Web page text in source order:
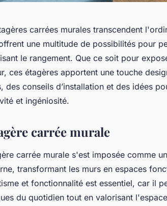
carrées murales transcendent
une multitude de possibilités pour
le rangement. Que ce soit pour
ces étagères apportent une touche
des conseils d’installation et des idées
et ingéniosité.
carrée murale
carrée murale s'est imposée comme
transformant les murs en espaces
et fonctionnalité est essentiel, car il
du quotidien tout en valorisant